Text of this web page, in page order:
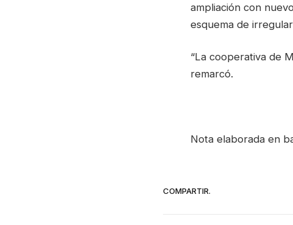
ampliación con
esquema de
“La cooperativa de
remarcó.
Nota elaborada en
COMPARTIR.